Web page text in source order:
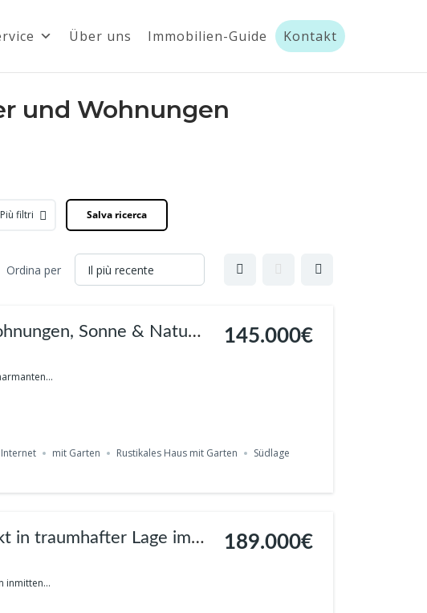
Über uns Immobilien-Guide Kontakt
und Wohnungen
Salva ricerca
Più filtri
Ordina per
Sonne & Natur
145.000€
Internet mit Garten Rustikales Haus mit Garten Südlage
in traumhafter Lage im
inmitten...
189.000€